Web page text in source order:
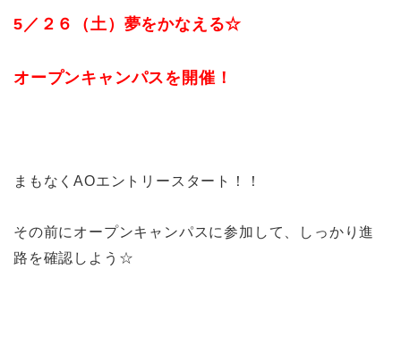
5／２６（土）夢をかなえる☆
オープンキャンパスを開催！
まもなくAOエントリースタート！！
その前にオープンキャンパスに参加して、しっかり進
路を確認しよう☆